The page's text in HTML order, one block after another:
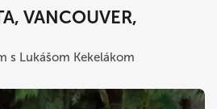
VANCOUVER,
s Lukášom Kekelákom